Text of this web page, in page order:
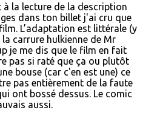
à la lecture de la description
dans ton billet j'ai cru que
L’adaptation est littérale (y
carrure hulkienne de Mr
je me dis que le film en fait
pas si raté que ça ou plutôt
bouse (car c'en est une) ce
pas entièrement de la faute
ont bossé dessus. Le comic
aussi.